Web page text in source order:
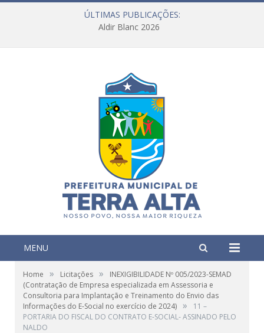
ÚLTIMAS PUBLICAÇÕES:
Aldir Blanc 2026
MENU
Home » Licitações »
INEXIGIBILIDADE Nº 005/2023-SEMAD
(Contratação de Empresa especializada em Assessoria e
Consultoria para Implantação e Treinamento do Envio das
Informações do E-Social no exercício de 2024) »
11 –
PORTARIA DO FISCAL DO CONTRATO E-SOCIAL- ASSINADO PELO
NALDO